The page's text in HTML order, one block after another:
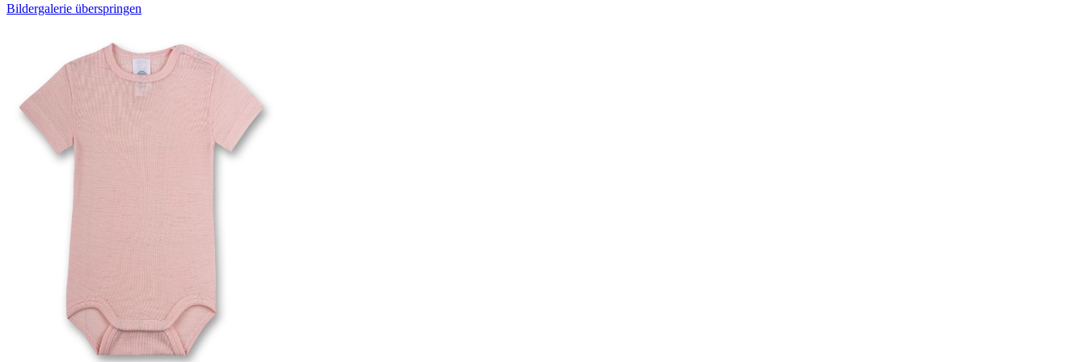
Bildergalerie überspringen